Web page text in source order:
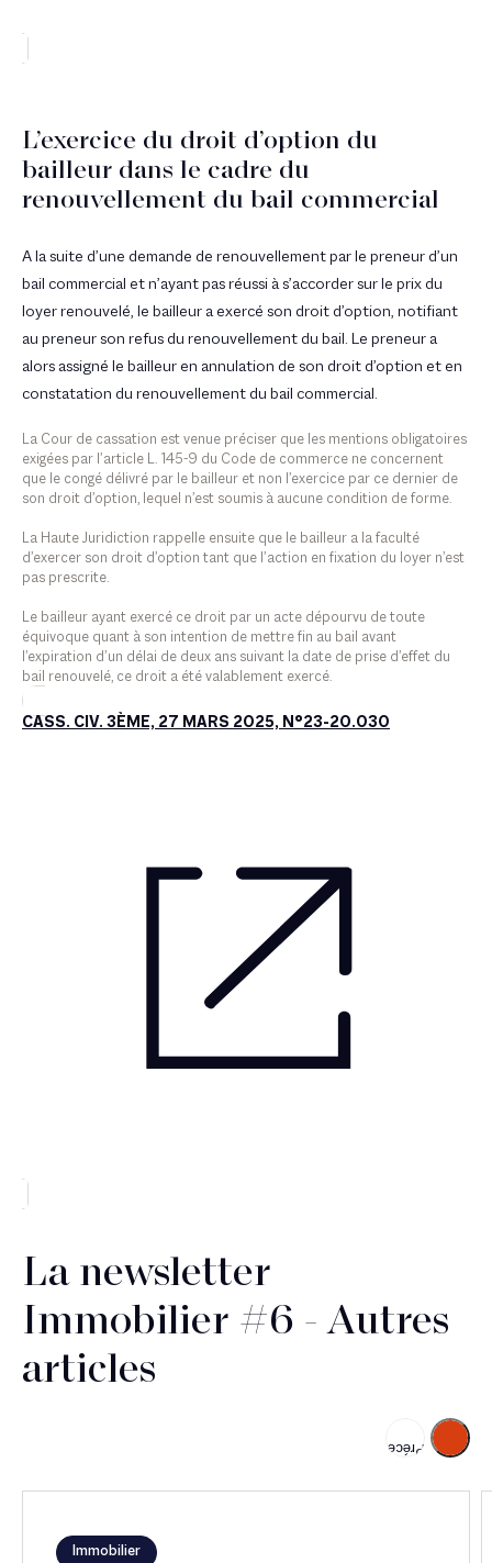
L’exercice du droit d’option du
bailleur dans le cadre du
renouvellement du bail commercial
A la suite d’une demande de renouvellement par le preneur d’un
bail commercial et n’ayant pas réussi à s’accorder sur le prix du
loyer renouvelé, le bailleur a exercé son droit d’option, notifiant
au preneur son refus du renouvellement du bail. Le preneur a
alors assigné le bailleur en annulation de son droit d’option et en
constatation du renouvellement du bail commercial.
La Cour de cassation est venue préciser que les mentions obligatoires
exigées par l’article L. 145-9 du Code de commerce ne concernent
que le congé délivré par le bailleur et non l’exercice par ce dernier de
son droit d’option, lequel n’est soumis à aucune condition de forme.
La Haute Juridiction rappelle ensuite que le bailleur a la faculté
d’exercer son droit d’option tant que l’action en fixation du loyer n’est
pas prescrite.
Le bailleur ayant exercé ce droit par un acte dépourvu de toute
équivoque quant à son intention de mettre fin au bail avant
l’expiration d’un délai de deux ans suivant la date de prise d’effet du
bail renouvelé, ce droit a été valablement exercé.
CASS. CIV. 3ÈME, 27 MARS 2025, N°23-20.030
La newsletter
Immobilier #6 - Autres
articles
Précédent
Suivant
Immobilier